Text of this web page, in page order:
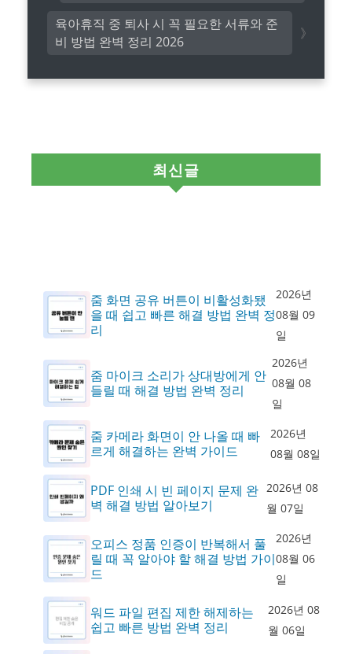
육아휴직 중 퇴사 시 꼭 필요한 서류와 준
비 방법 완벽 정리 2026
최신글
줌 화면 공유 버튼이 비활성화됐
을 때 쉽고 빠른 해결 방법 완벽 정
리
2026년
08월 09
일
줌 마이크 소리가 상대방에게 안
들릴 때 해결 방법 완벽 정리
2026년
08월 08
일
줌 카메라 화면이 안 나올 때 빠
르게 해결하는 완벽 가이드
2026년
08월 08일
PDF 인쇄 시 빈 페이지 문제 완
벽 해결 방법 알아보기
2026년 08
월 07일
오피스 정품 인증이 반복해서 풀
릴 때 꼭 알아야 할 해결 방법 가이
드
2026년
08월 06
일
워드 파일 편집 제한 해제하는
쉽고 빠른 방법 완벽 정리
2026년 08
월 06일